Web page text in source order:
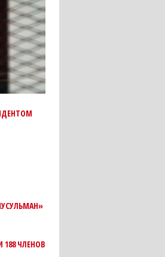
ЧЛЕНОВ